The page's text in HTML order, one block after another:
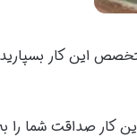
این کار
کار صداقت شما